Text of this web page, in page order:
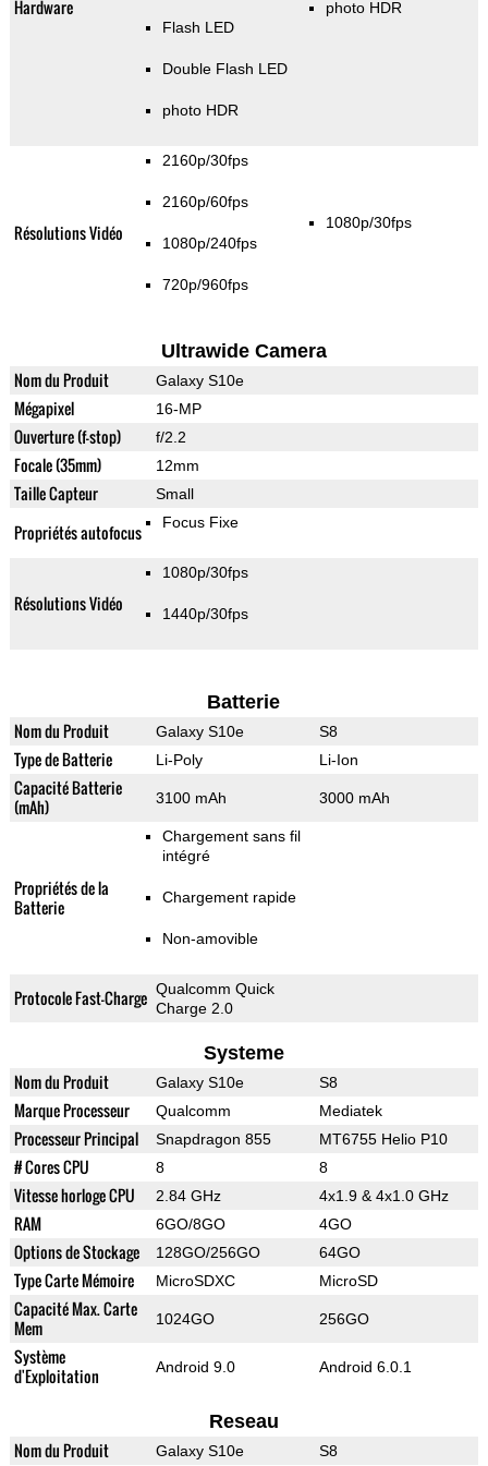
Hardware
Flash LED
Double Flash LED
photo HDR
photo HDR
Résolutions Vidéo
2160p/30fps
2160p/60fps
1080p/240fps
720p/960fps
1080p/30fps
Ultrawide Camera
Nom du Produit Galaxy S10e
Mégapixel 16-MP
Ouverture (f-stop) f/2.2
Focale (35mm) 12mm
Taille Capteur Small
Propriétés autofocus Focus Fixe
Résolutions Vidéo
1080p/30fps
1440p/30fps
Batterie
Nom du Produit Galaxy S10e S8
Type de Batterie Li-Poly Li-Ion
Capacité Batterie
(mAh)
3100 mAh 3000 mAh
Propriétés de la
Batterie
Chargement sans fil
intégré
Chargement rapide
Non-amovible
Protocole Fast-Charge Qualcomm Quick
Charge 2.0
Systeme
Nom du Produit Galaxy S10e S8
Marque Processeur Qualcomm Mediatek
Processeur Principal Snapdragon 855 MT6755 Helio P10
# Cores CPU 8 8
Vitesse horloge CPU 2.84 GHz 4x1.9 & 4x1.0 GHz
RAM 6GO/8GO 4GO
Options de Stockage 128GO/256GO 64GO
Type Carte Mémoire MicroSDXC MicroSD
Capacité Max. Carte
Mem
1024GO 256GO
Système
d'Exploitation
Android 9.0 Android 6.0.1
Reseau
Nom du Produit Galaxy S10e S8